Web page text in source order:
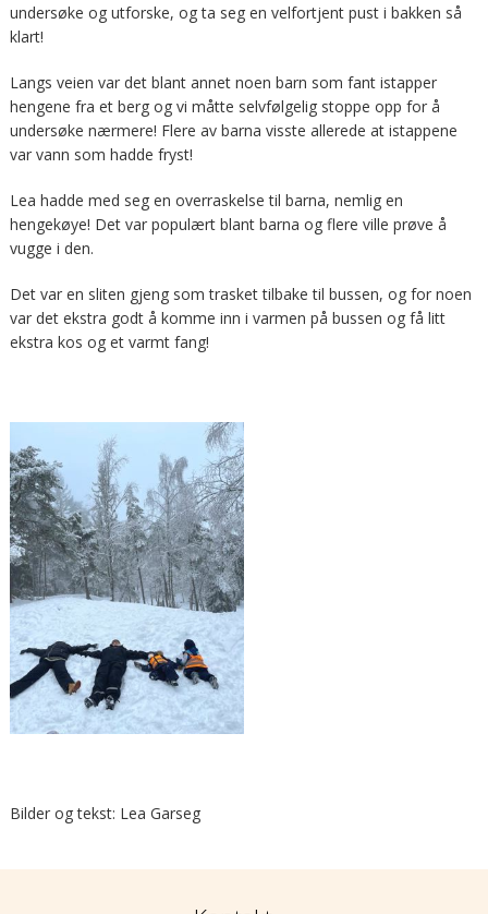
undersøke og utforske, og ta seg en velfortjent pust i bakken så
klart!
Langs veien var det blant annet noen barn som fant istapper
hengene fra et berg og vi måtte selvfølgelig stoppe opp for å
undersøke nærmere! Flere av barna visste allerede at istappene
var vann som hadde fryst!
Lea hadde med seg en overraskelse til barna, nemlig en
hengekøye! Det var populært blant barna og flere ville prøve å
vugge i den.
Det var en sliten gjeng som trasket tilbake til bussen, og for noen
var det ekstra godt å komme inn i varmen på bussen og få litt
ekstra kos og et varmt fang!
Bilder og tekst: Lea Garseg